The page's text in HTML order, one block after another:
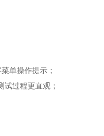
单操作提示；
过程更直观；